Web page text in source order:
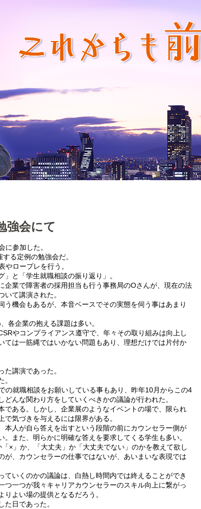
強会にて
に参加した。
る定例の勉強会だ。
やロープレを行う。
と「学生就職相談の振り返り」。
企業で障害者の採用担当も行う事務局のOさんが、現在の法
て講演された。
機会もあるが、本音ベースでその実態を伺う事はあまり
各企業の抱える課題は多い。
やコンプライアンス遵守で、年々その取り組みは向上し
ては一筋縄ではいかない問題もあり、理想だけでは片付か
講演であった。
の就職相談をお願いしている事もあり、昨年10月からこの4
んな関わり方をしていくべきかの議論が行われた。
である。しかし、企業展のようなイベントの場で、限られ
気づきを与えるには限界がある。
本人が自ら答えを出すという段階の前にカウンセラー側が
また、明らかに明確な答えを要求してくる学生も多い。
×」か、「大丈夫」か「大丈夫でない」のかを教えて欲し
が、カウンセラーの仕事ではないが、あいまいな表現では
ていくのかの議論は、白熱し時間内では終えることができ
つ一つが我々キャリアカウンセラーのスキル向上に繋がっ
よい場の提供となるだろう。
日であった。